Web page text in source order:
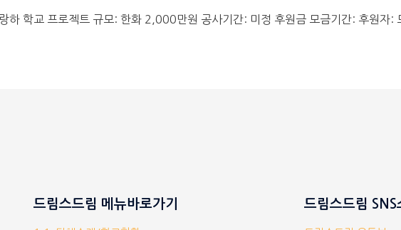
하 학교 프로젝트 규모: 한화 2,000만원 공사기간: 미정 후원금 모금기간: 후원자:
드림스드림 메뉴바로가기 드림스드림 SNS